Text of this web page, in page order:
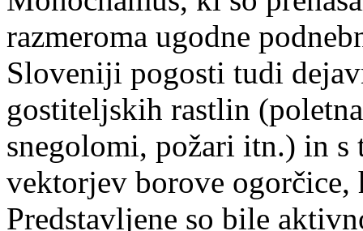
razmeroma ugodne
Sloveniji pogosti tudi
gostiteljskih rastlin
snegolomi, požari itn.) in
vektorjev borove ogorčice,
Predstavljene so bile